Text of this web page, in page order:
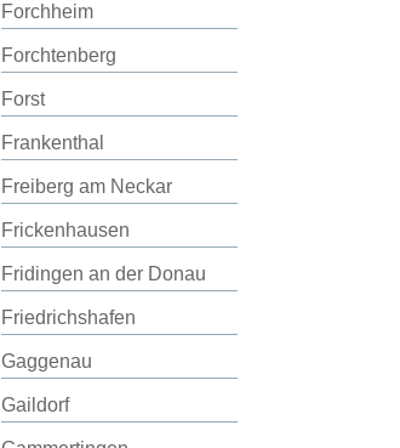
Forchheim
Forchtenberg
Forst
Frankenthal
Freiberg am Neckar
Frickenhausen
Fridingen an der Donau
Friedrichshafen
Gaggenau
Gaildorf